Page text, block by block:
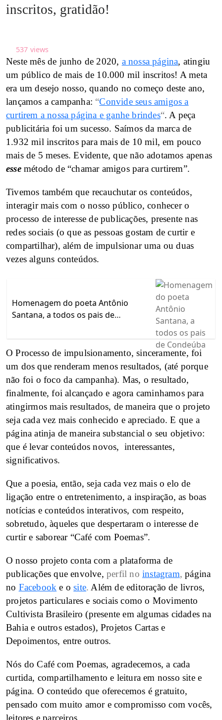
inscritos, gratidão!
537 views
Neste mês de junho de 2020, a nossa página, atingiu
um público de mais de 10.000 mil inscritos! A meta
era um desejo nosso, quando no começo deste ano,
lançamos a campanha: “Convide seus amigos a
curtirem a nossa página e ganhe brindes“. A peça
publicitária foi um sucesso. Saímos da marca de
1.932 mil inscritos para mais de 10 mil, em pouco
mais de 5 meses. Evidente, que não adotamos apenas
essemétodo de “chamar amigos para curtirem”.
Tivemos também que recauchutar os conteúdos,
interagir mais com o nosso público, conhecer o
processo de interesse de publicações, presente nas
redes sociais (o que as pessoas gostam de curtir e
compartilhar), além de impulsionar uma ou duas
vezes alguns conteúdos.
Homenagem do poeta Antônio
Santana, a todos os pais de
O Processo de impulsionamento, sinceramente, foi
um dos que renderam menos resultados, (até porque
não foi o foco da campanha). Mas, o resultado,
finalmente, foi alcançado e agora caminhamos para
atingirmos mais resultados, de maneira que o projeto
seja cada vez mais conhecido e apreciado. E que a
página atinja de maneira substancial o seu objetivo:
que é levar conteúdos novos, interessantes,
significativos.
Que a poesia, então, seja cada vez mais o elo de
ligação entre o entretenimento, a inspiração, as boas
notícias e conteúdos interativos, com respeito,
sobretudo, àqueles que despertaram o interesse de
curtir e saborear “Café com Poemas”.
O nosso projeto conta com a plataforma de
publicações que envolve, perfil noinstagram,página
no Facebook e o site. Além de editoração de livros,
projetos particulares e sociais como o Movimento
Cultivista Brasileiro (presente em algumas cidades na
Bahia e outros estados), Projetos Cartas e
Depoimentos, entre outros.
Nós do Café com Poemas, agradecemos, a cada
curtida, compartilhamento e leitura em nosso site e
página. O conteúdo que oferecemos é gratuito,
pensado com muito amor e compromisso com vocês,
leitores e parceiros.